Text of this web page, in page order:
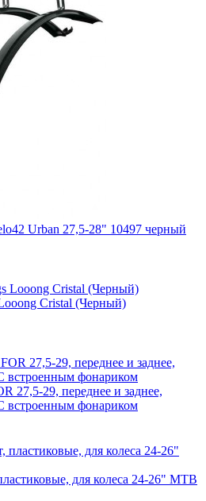
Urban 27,5-28" 10497 черный
Cristal (Черный)
27,5-29, переднее и заднее,
встроенным фонариком
для колеса 24-26" MTB